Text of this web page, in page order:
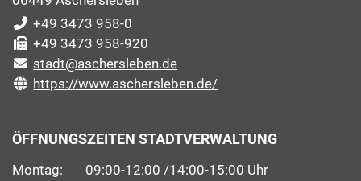
+49 3473 958-0
+49 3473 958-920
stadt@aschersleben.de
https://www.aschersleben.de/
ÖFFNUNGSZEITEN STADTVERWALTUNG
Montag: 09:00-12:00 /14:00-15:00 Uhr